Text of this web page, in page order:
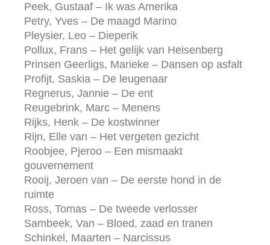
Peek, Gustaaf – Ik was Amerika
Petry, Yves – De maagd Marino
Pleysier, Leo – Dieperik
Pollux, Frans – Het gelijk van Heisenberg
Prinsen Geerligs, Marieke – Dansen op asfalt
Profijt, Saskia – De leugenaar
Regnerus, Jannie – De ent
Reugebrink, Marc – Menens
Rijks, Henk – De kostwinner
Rijn, Elle van – Het vergeten gezicht
Roobjee, Pjeroo – Een mismaakt
gouvernement
Rooij, Jeroen van – De eerste hond in de
ruimte
Ross, Tomas – De tweede verlosser
Sambeek, Van – Bloed, zaad en tranen
Schinkel, Maarten – Narcissus